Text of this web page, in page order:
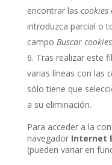
encontrar las cookies
introduzca parcial o
campo Buscar cookies
Tras realizar este
varias líneas con las
sólo tiene que
a su eliminación.
Para acceder a la
navegador Internet
(pueden variar en